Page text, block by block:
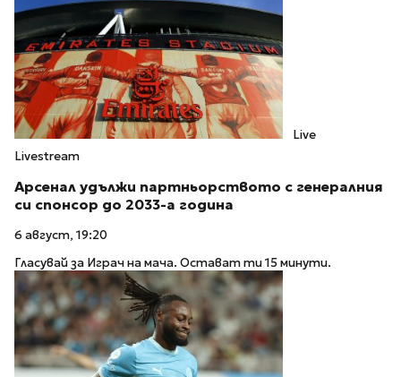
Live
Livestream
Арсенал удължи партньорството с генералния
си спонсор до 2033-а година
6 август, 19:20
Гласувай за Играч на мача. Остават ти 15 минути.